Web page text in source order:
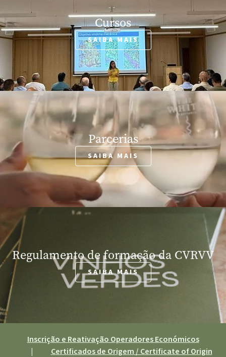
Cursos
SAIBA MAIS
Parcerias
SAIBA MAIS
Regulamento de formação da CVRVV
SAIBA MAIS
Inscrição e Reativação Operadores Económicos
|
Certificados de Origem / Certificate of Origin